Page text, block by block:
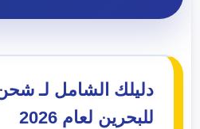
دليلك الشامل لـ
للبحرين لعام 2026